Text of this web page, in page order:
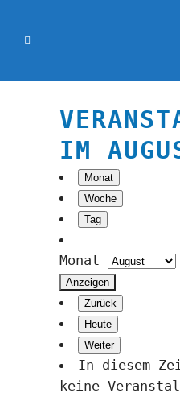
IM
Monat
Woche
Tag
Monat
Zurück
Heute
Weiter
In diesem
keine